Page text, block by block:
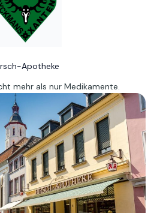
Apotheke
mehr als nur Medikamente.